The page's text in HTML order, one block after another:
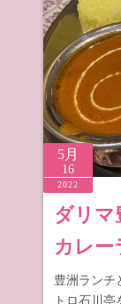
5月
16
2022
ダリマ
カレー
豊洲ランチ
トロ石川